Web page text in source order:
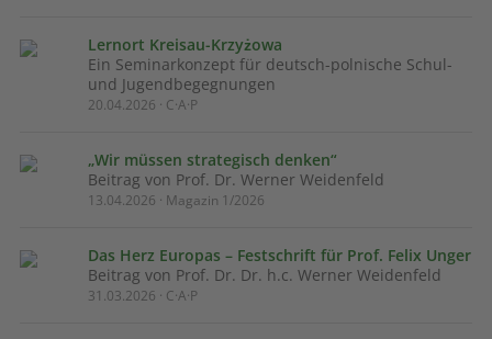
Lernort Kreisau-Krzyżowa
Ein Seminarkonzept für deutsch-polnische Schul-
und Jugendbegegnungen
20.04.2026 · C·A·P
„Wir müssen strategisch denken“
Beitrag von Prof. Dr. Werner Weidenfeld
13.04.2026 · Magazin 1/2026
Das Herz Europas – Festschrift für Prof. Felix Unger
Beitrag von Prof. Dr. Dr. h.c. Werner Weidenfeld
31.03.2026 · C·A·P